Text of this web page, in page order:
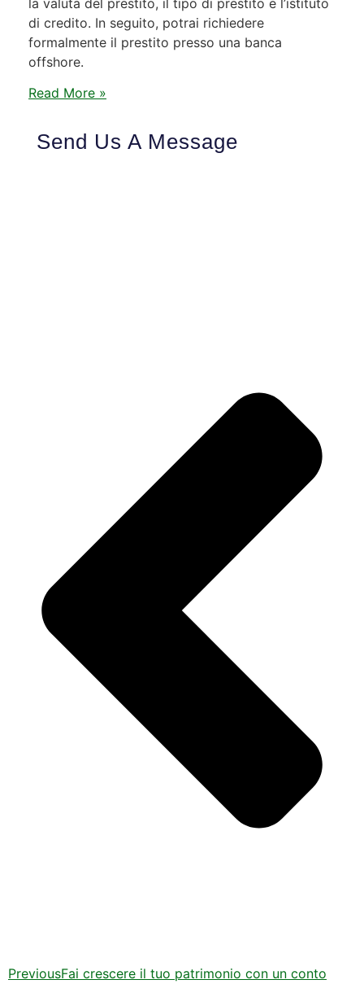
di credito. In seguito, potrai richiedere
formalmente il prestito presso una banca
offshore.
Read More »
Send Us A Message
PreviousFai crescere il tuo patrimonio con un conto